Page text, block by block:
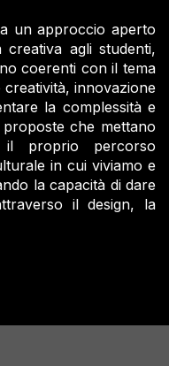
un approccio aperto
creativa agli studenti,
coerenti con il tema
creatività, innovazione
la complessità e
che mettano
proprio percorso
in cui viviamo e
la capacità di dare
il design, la